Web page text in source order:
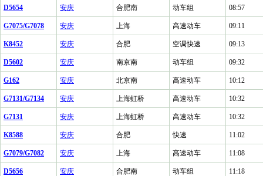
D5654 安庆 合肥南 动车组 08:57
G7075/G7078 安庆 上海 高速动车 09:11
K8452 安庆 合肥 空调快速 09:13
D5602 安庆 南京南 动车组 09:32
G162 安庆 北京南 高速动车 10:12
G7131/G7134 安庆 上海虹桥 高速动车 10:32
G7131 安庆 上海虹桥 高速动车 10:32
K8588 安庆 合肥 快速 11:02
G7079/G7082 安庆 上海 高速动车 11:08
D5656 安庆 合肥南 动车组 11:18